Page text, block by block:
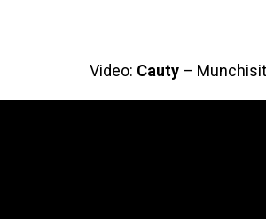
Video: Cauty –